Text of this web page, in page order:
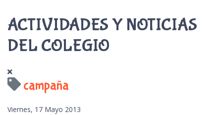
ACTIVIDADES Y NOTICIAS
DEL COLEGIO
campaña
Viernes, 17 Mayo 2013